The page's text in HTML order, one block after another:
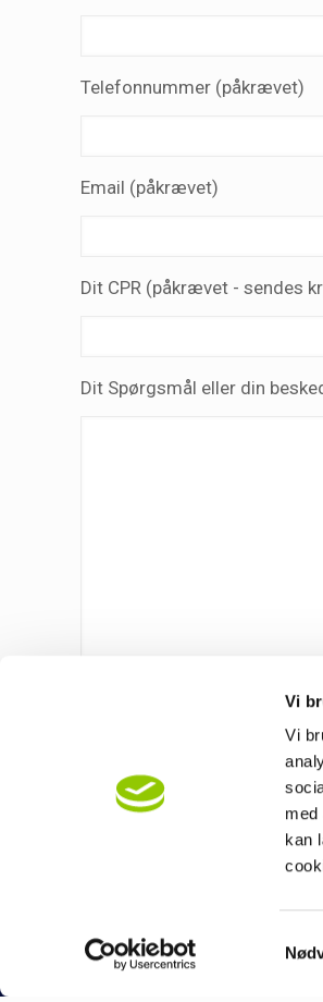
Vi
Vi
med
kan
Telefonnummer (påkrævet)
Email (påkrævet)
Dit CPR (påkrævet - sendes
Dit Spørgsmål eller din
Se tidspunkter for